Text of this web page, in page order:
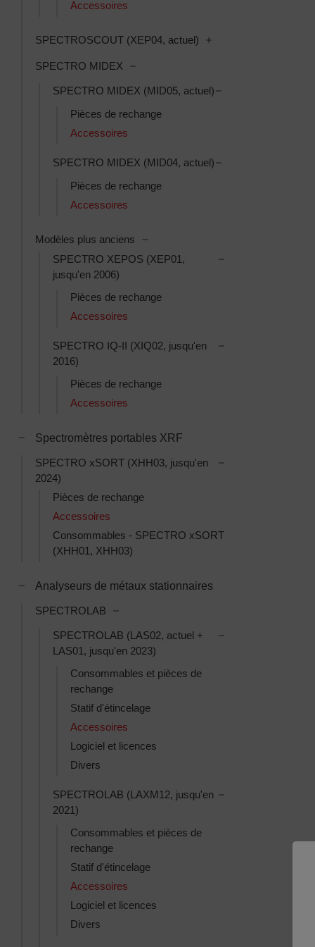
Accessoires
SPECTROSCOUT (XEP04, actuel)
SPECTRO MIDEX
SPECTRO MIDEX (MID05, actuel)
Pièces de rechange
Accessoires
SPECTRO MIDEX (MID04, actuel)
Pièces de rechange
Accessoires
Modèles plus anciens
SPECTRO XEPOS (XEP01,
jusqu'en 2006)
Pièces de rechange
Accessoires
SPECTRO IQ-II (XIQ02, jusqu'en
2016)
Pièces de rechange
Accessoires
Toggle Spectromètres portables XRF subcategories
Spectromètres portables XRF
SPECTRO xSORT (XHH03, jusqu'en
2024)
Pièces de rechange
Accessoires
Consommables - SPECTRO xSORT
(XHH01, XHH03)
Toggle Analyseurs de métaux stationnaires subcategories
Analyseurs de métaux stationnaires
SPECTROLAB
SPECTROLAB (LAS02, actuel +
LAS01, jusqu'en 2023)
Consommables et pièces de
rechange
Statif d'étincelage
Accessoires
Logiciel et licences
Divers
SPECTROLAB (LAXM12, jusqu'en
2021)
Consommables et pièces de
rechange
Statif d'étincelage
Accessoires
Logiciel et licences
Divers